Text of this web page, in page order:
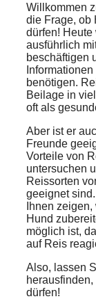
Willkommen
die Frage, ob
dürfen!
ausführlich
beschäftigen
benötigen.
Beilage in
oft als
Aber ist er
Freunde
Vorteile von
untersuchen
Reissorten
geeignet
Ihnen
Hund
möglich ist,
auf Reis
Also, lassen
dürfen!